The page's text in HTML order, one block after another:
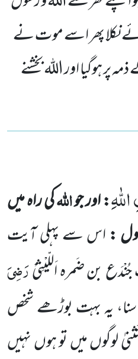
نکلا پھر اسے موت نے
پر ہوگیا اور اللہ بخشنے
: اور جواللہکی راہ میں
:اس سے پہلی آیت
بن ضَمرہ اَللّیْثِیْرَضِیَ
یہ بہت بوڑھے شخص
لوگوں میں تو ہوں نہیں